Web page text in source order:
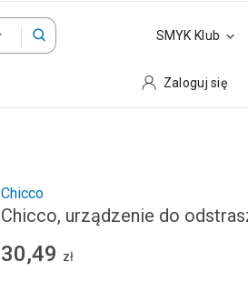
SMYK Klub
Zaloguj się
Chicco
Chicco, urządzenie do
30,49 zł